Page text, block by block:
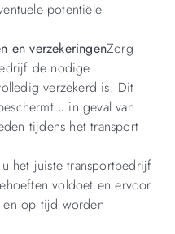
potentiële
en verzekeringenZorg
de nodige
verzekerd is. Dit
u in geval van
tijdens het transport
het juiste transportbedrijf
voldoet en ervoor
op tijd worden